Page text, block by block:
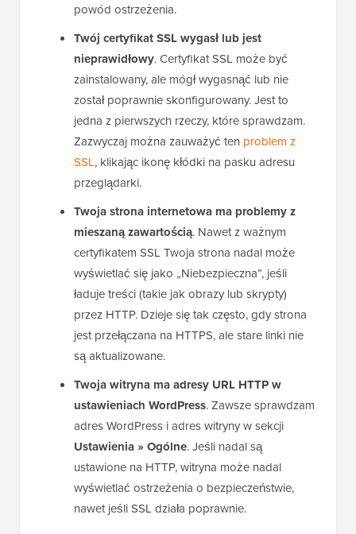
powód ostrzeżenia.
Twój certyfikat SSL wygasł lub jest
nieprawidłowy. Certyfikat SSL może być
zainstalowany, ale mógł wygasnąć lub nie
został poprawnie skonfigurowany. Jest to
jedna z pierwszych rzeczy, które sprawdzam.
Zazwyczaj można zauważyć ten problem z
SSL, klikając ikonę kłódki na pasku adresu
przeglądarki.
Twoja strona internetowa ma problemy z
mieszaną zawartością. Nawet z ważnym
certyfikatem SSL Twoja strona nadal może
wyświetlać się jako „Niebezpieczna”, jeśli
ładuje treści (takie jak obrazy lub skrypty)
przez HTTP. Dzieje się tak często, gdy strona
jest przełączana na HTTPS, ale stare linki nie
są aktualizowane.
Twoja witryna ma adresy URL HTTP w
ustawieniach WordPress. Zawsze sprawdzam
adres WordPress i adres witryny w sekcji
Ustawienia » Ogólne. Jeśli nadal są
ustawione na HTTP, witryna może nadal
wyświetlać ostrzeżenia o bezpieczeństwie,
nawet jeśli SSL działa poprawnie.